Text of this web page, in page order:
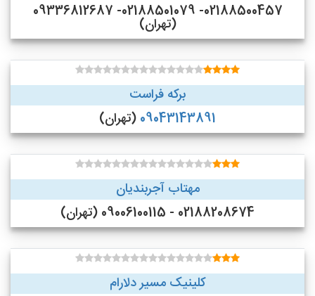
02188500457- 02188501079- 09336812687
(تهران)
برکه فراست
09043143891 (تهران)
مهتاب آجربندیان
02188208674 - 09006100115 (تهران)
کلینیک مسیر دلارام